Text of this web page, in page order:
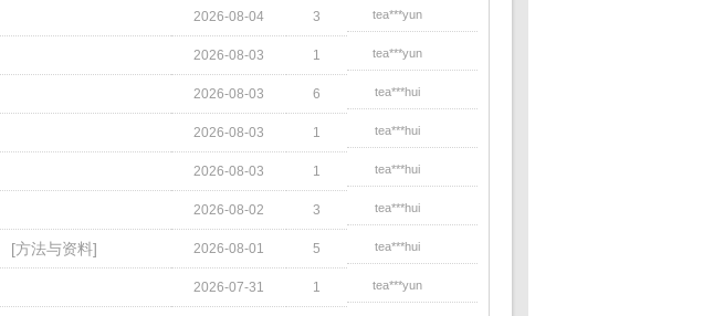
2026-08-04 3 tea***yun
2026-08-03 1 tea***yun
2026-08-03 6 tea***hui
2026-08-03 1 tea***hui
2026-08-03 1 tea***hui
2026-08-02 3 tea***hui
[方法与资料] 2026-08-01 5 tea***hui
2026-07-31 1 tea***yun